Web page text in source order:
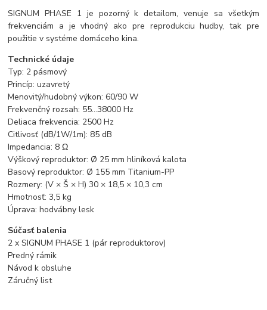
SIGNUM PHASE 1 je pozorný k detailom, venuje sa všetkým
frekvenciám a je vhodný ako pre reprodukciu hudby, tak pre
použitie v systéme domáceho kina.
Technické údaje
Typ: 2 pásmový
Princíp: uzavretý
Menovitý/hudobný výkon: 60/90 W
Frekvenčný rozsah: 55…38000 Hz
Deliaca frekvencia: 2500 Hz
Citlivosť (dB/1W/1m): 85 dB
Impedancia: 8 Ω
Výškový reproduktor: Ø 25 mm hliníková kalota
Basový reproduktor: Ø 155 mm Titanium-PP
Rozmery: (V × Š × H) 30 × 18,5 × 10,3 cm
Hmotnosť: 3,5 kg
Úprava: hodvábny lesk
Súčasť balenia
2 x SIGNUM PHASE 1 (pár reproduktorov)
Predný rámik
Návod k obsluhe
Záručný list